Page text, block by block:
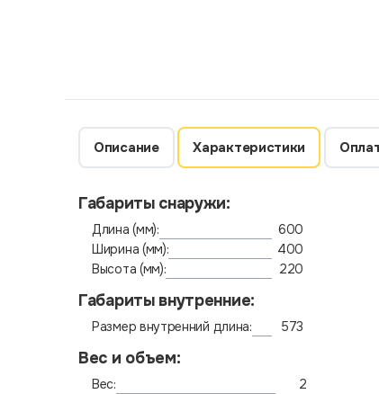
Описание Характеристики
Габариты снаружи:
Длина (мм): 600
Ширина (мм):
400
Высота (мм):
220
Габариты внутренние:
Размер внутренний длина: 573
Вес и объем:
Вес: 2